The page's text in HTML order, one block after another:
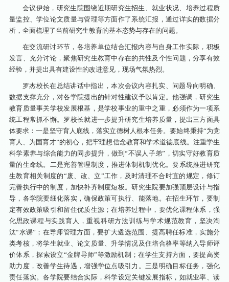
会议伊始，研究生院围绕近期研究生招生、就业状况、培养过程质
量监控、学位论文质量与管理等方面作了系统汇报，通过详实的数据分
析，全面梳理了当前研究生教育的基本态势与存在的问题。
在交流研讨环节，各培养单位结合汇报内容与自身工作实际，积极
发言、充分讨论，聚焦研究生教育中存在的共性及个性问题，分享有效
经验，并提出具有建设性的改进意见，现场气氛热烈。
罗杰校长在总结讲话中指出，本次会议内容扎实、问题导向明确、
数据支撑充分，对各学院提出的针对性建议予以肯定。他强调，研究生
教育质量事关学校发展根基，是学校事业的重中之重，必须作为一项系
统工程常抓不懈。罗校长就进一步提升研究生培养质量，提出三方面具
体要求：一是坚守育人底线，落实立德树人根本任务。要始终秉持“为党
育人、为国育才”的初心，把牢理想信念教育和学术道德底线。注重学生
科学素养与综合能力的同步提升，做到“不误人子弟”，切实守好教育质
量的生命线。 二是完善管理制度，推进体制机制优化。要系统推进研究
生教育相关制度的“废、改、立”工作，及时清理不合时宜的规定，修订
完善执行中的制度，加快补齐制度短板。研究生院要加强顶层设计与指
导，各学院要细化落实，确保政策可执行、能落地。在招生环节，要制
定有效政策吸引和留住优质生源；在培养过程中，要优化课程体系，强
化思政课程与实践育人，重视科研方法训练与学术规范教育，坚决淘
汰“水课”；在导师管理方面，要扩大遴选范围、提高聘任标准，实施分
类考核，将学生就业、论文质量、升学情况及住培合格率等纳入导师评
价体系，探索设立“金牌导师”等激励机制；在学生支持方面，要提高资
助力度，改善学生待遇，增强学位点吸引力。三是明确目标任务，强化
责任落实。各学院要结合实际，科学设定关键发展指标，如就业率、读